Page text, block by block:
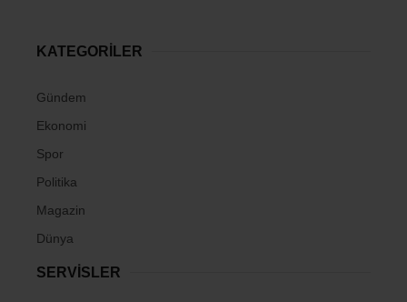
KATEGORİLER
Gündem
Ekonomi
Spor
Politika
Magazin
Dünya
SERVİSLER